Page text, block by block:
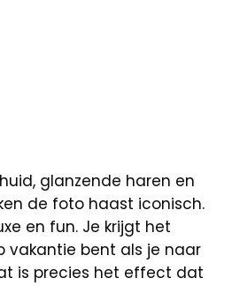
glanzende haren en
de foto haast iconisch.
en fun. Je krijgt het
vakantie bent als je naar
is precies het effect dat